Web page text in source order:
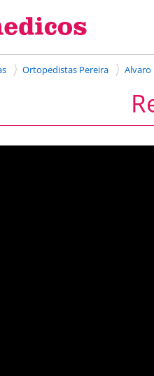
Ortopedistas Pereira Alvaro